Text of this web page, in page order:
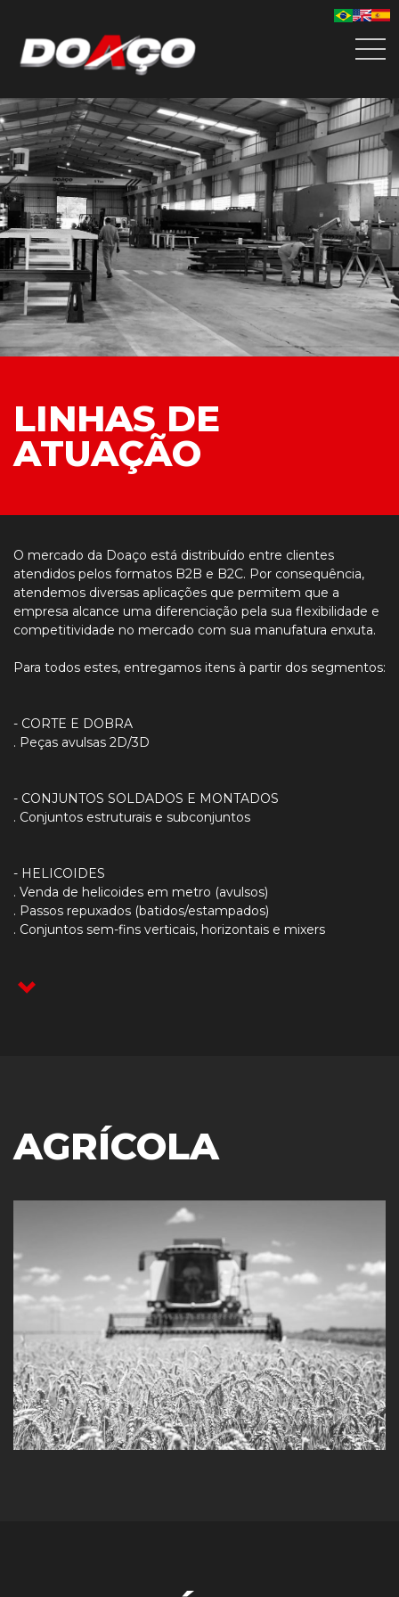
LINHAS DE
ATUAÇÃO
O mercado da Doaço está distribuído entre clientes
atendidos pelos formatos B2B e B2C. Por consequência,
atendemos diversas aplicações que permitem que a
empresa alcance uma diferenciação pela sua flexibilidade e
competitividade no mercado com sua manufatura enxuta.
Para todos estes, entregamos itens à partir dos segmentos:
- CORTE E DOBRA
. Peças avulsas 2D/3D
- CONJUNTOS SOLDADOS E MONTADOS
. Conjuntos estruturais e subconjuntos
- HELICOIDES
. Venda de helicoides em metro (avulsos)
. Passos repuxados (batidos/estampados)
. Conjuntos sem-fins verticais, horizontais e mixers
AGRÍCOLA